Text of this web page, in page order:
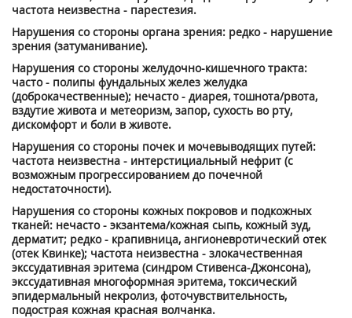
частота неизвестна - парестезия.
Нарушения со стороны органа зрения: редко - нарушение
зрения (затуманивание).
Нарушения со стороны желудочно-кишечного тракта:
часто - полипы фундальных желез желудка
(доброкачественные); нечасто - диарея, тошнота/рвота,
вздутие живота и метеоризм, запор, сухость во рту,
дискомфорт и боли в животе.
Нарушения со стороны почек и мочевыводящих путей:
частота неизвестна - интерстициальный нефрит (с
возможным прогрессированием до почечной
недостаточности).
Нарушения со стороны кожных покровов и подкожных
тканей: нечасто - экзантема/кожная сыпь, кожный зуд,
дерматит; редко - крапивница, ангионевротический отек
(отек Квинке); частота неизвестна - злокачественная
экссудативная эритема (синдром Стивенса-Джонсона),
экссудативная многоформная эритема, токсический
эпидермальный некролиз, фоточувствительность,
подострая кожная красная волчанка.